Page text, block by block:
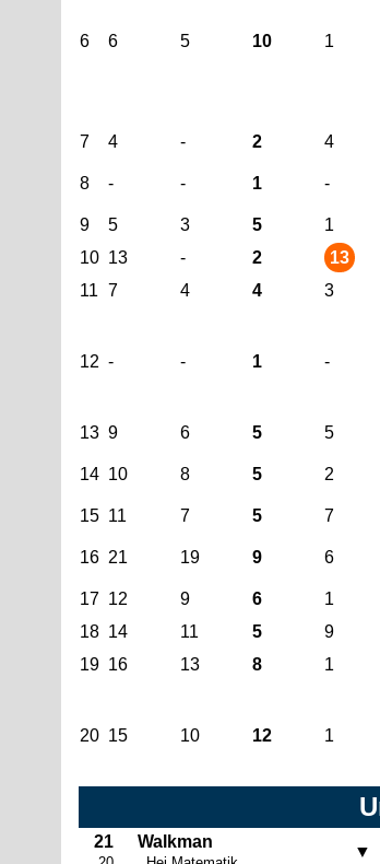
6 6 5 10 1
7 4 - 2 4
8 - - 1 -
9 5 3 5 1
10 13 - 2 13
11 7 4 4 3
12 - - 1 -
13 9 6 5 5
14 10 8 5 2
15 11 7 5 7
16 21 19 9 6
17 12 9 6 1
18 14 11 5 9
19 16 13 8 1
20 15 10 12 1
21 Walkman
▼